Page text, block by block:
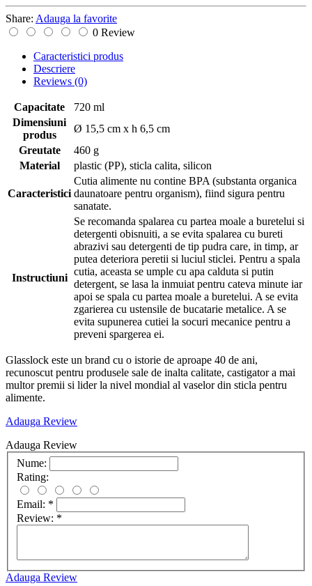
Share: Adauga la favorite
0 Review
Caracteristici produs
Descriere
Reviews (0)
Capacitate
720 ml
Dimensiuni
produs
Ø 15,5 cm x h 6,5 cm
Greutate
460 g
Material
plastic (PP), sticla calita, silicon
Caracteristici
Cutia alimente nu contine BPA (substanta organica
daunatoare pentru organism), fiind sigura pentru
sanatate.
Instructiuni
Se recomanda spalarea cu partea moale a buretelui si
detergenti obisnuiti, a se evita spalarea cu bureti
abrazivi sau detergenti de tip pudra care, in timp, ar
putea deteriora peretii si luciul sticlei. Pentru a spala
cutia, aceasta se umple cu apa calduta si putin
detergent, se lasa la inmuiat pentru cateva minute iar
apoi se spala cu partea moale a buretelui. A se evita
zgarierea cu ustensile de bucatarie metalice. A se
evita supunerea cutiei la socuri mecanice pentru a
preveni spargerea ei.
Glasslock este un brand cu o istorie de aproape 40 de ani,
recunoscut pentru produsele sale de inalta calitate, castigator a mai
multor premii si lider la nivel mondial al vaselor din sticla pentru
alimente.
Adauga Review
Adauga Review
Nume:
Rating:
Email: *
Review: *
Adauga Review